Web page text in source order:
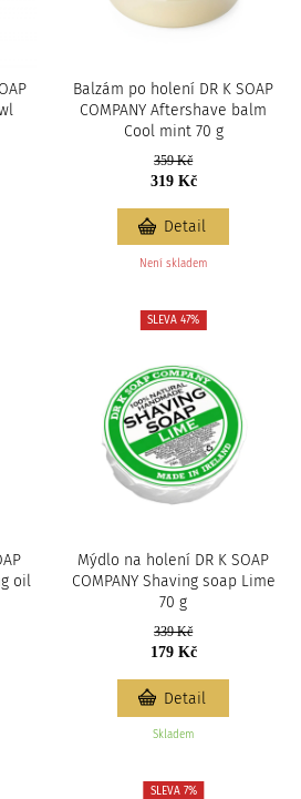
Balzám po holení DR K SOAP
COMPANY Aftershave balm
Cool mint 70 g
359 Kč
319 Kč
Není skladem
Detail
oil
Mýdlo na holení DR K SOAP
COMPANY Shaving soap Lime
70 g
SLEVA 47%
339 Kč
179 Kč
Skladem
Detail
SLEVA 7%